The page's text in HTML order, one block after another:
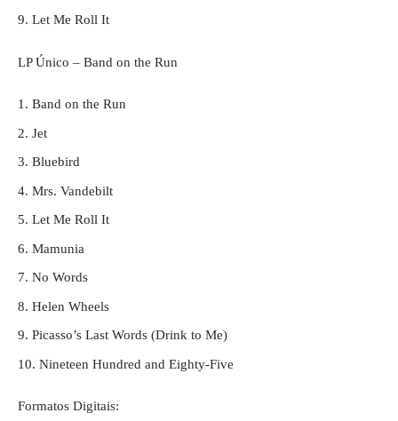
Let Me Roll It
LP Único – Band on the Run
Band on the Run
Jet
Bluebird
Mrs. Vandebilt
Let Me Roll It
Mamunia
No Words
Helen Wheels
Picasso’s Last Words (Drink to Me)
Nineteen Hundred and Eighty-Five
Formatos Digitais: